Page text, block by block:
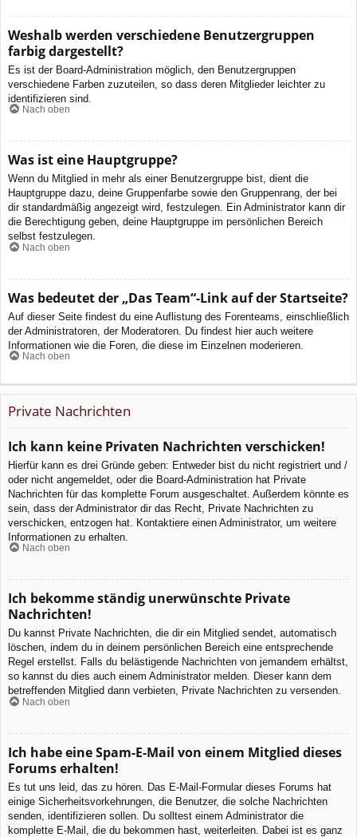
Weshalb werden verschiedene Benutzergruppen
farbig dargestellt?
Es ist der Board-Administration möglich, den Benutzergruppen
verschiedene Farben zuzuteilen, so dass deren Mitglieder leichter zu
identifizieren sind.
Nach oben
Was ist eine Hauptgruppe?
Wenn du Mitglied in mehr als einer Benutzergruppe bist, dient die
Hauptgruppe dazu, deine Gruppenfarbe sowie den Gruppenrang, der bei
dir standardmäßig angezeigt wird, festzulegen. Ein Administrator kann dir
die Berechtigung geben, deine Hauptgruppe im persönlichen Bereich
selbst festzulegen.
Nach oben
Was bedeutet der „Das Team“-Link auf der Startseite?
Auf dieser Seite findest du eine Auflistung des Forenteams, einschließlich
der Administratoren, der Moderatoren. Du findest hier auch weitere
Informationen wie die Foren, die diese im Einzelnen moderieren.
Nach oben
Private Nachrichten
Ich kann keine Privaten Nachrichten verschicken!
Hierfür kann es drei Gründe geben: Entweder bist du nicht registriert und /
oder nicht angemeldet, oder die Board-Administration hat Private
Nachrichten für das komplette Forum ausgeschaltet. Außerdem könnte es
sein, dass der Administrator dir das Recht, Private Nachrichten zu
verschicken, entzogen hat. Kontaktiere einen Administrator, um weitere
Informationen zu erhalten.
Nach oben
Ich bekomme ständig unerwünschte Private
Nachrichten!
Du kannst Private Nachrichten, die dir ein Mitglied sendet, automatisch
löschen, indem du in deinem persönlichen Bereich eine entsprechende
Regel erstellst. Falls du belästigende Nachrichten von jemandem erhältst,
so kannst du dies auch einem Administrator melden. Dieser kann dem
betreffenden Mitglied dann verbieten, Private Nachrichten zu versenden.
Nach oben
Ich habe eine Spam-E-Mail von einem Mitglied dieses
Forums erhalten!
Es tut uns leid, das zu hören. Das E-Mail-Formular dieses Forums hat
einige Sicherheitsvorkehrungen, die Benutzer, die solche Nachrichten
senden, identifizieren sollen. Du solltest einem Administrator die
komplette E-Mail, die du bekommen hast, weiterleiten. Dabei ist es ganz